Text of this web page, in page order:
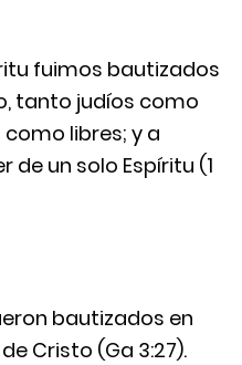
fuimos bautizados
tanto judíos como
libres; y a
de un solo Espíritu (1
bautizados en
Cristo (Ga 3:27).